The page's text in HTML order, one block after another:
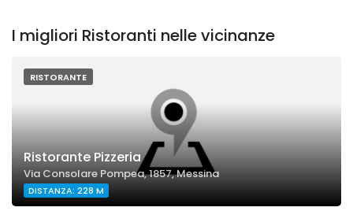
I migliori Ristoranti nelle vicinanze
RISTORANTE
Ristorante Pizzeria
Via Consolare Pompea, 1857, Messina
DISTANZA: 228 M